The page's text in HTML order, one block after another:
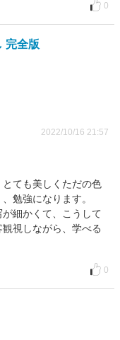
0
完全版
2022/10/16 21:57
ても美しくただの色
勉強になります。
細かくて、こうして
視しながら、学べる
0